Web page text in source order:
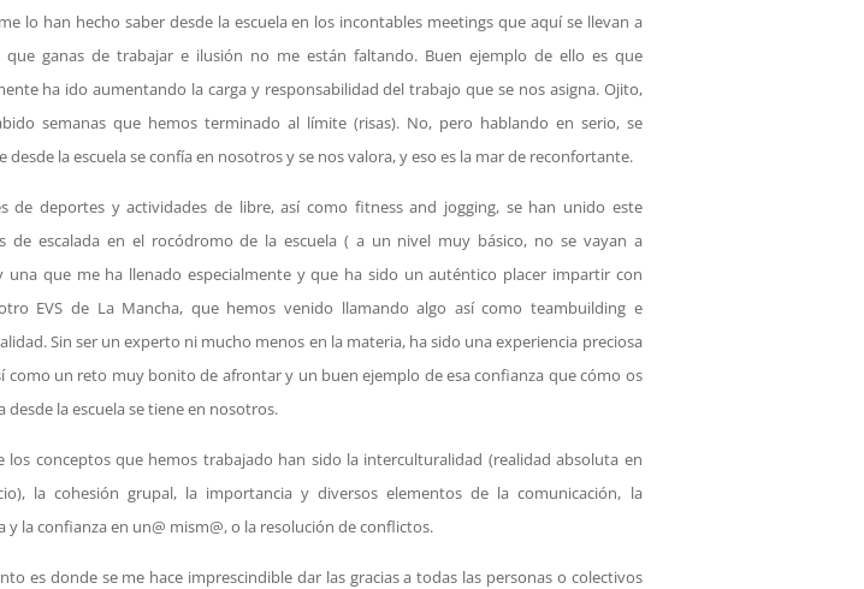
lo han hecho saber desde la escuela en los incontables meetings que aquí se llevan a
que ganas de trabajar e ilusión no me están faltando. Buen ejemplo de ello es que
ha ido aumentando la carga y responsabilidad del trabajo que se nos asigna. Ojito,
semanas que hemos terminado al límite (risas). No, pero hablando en serio, se
desde la escuela se confía en nosotros y se nos valora, y eso es la mar de reconfortante.
de deportes y actividades de libre, así como fitness and jogging, se han unido este
de escalada en el rocódromo de la escuela ( a un nivel muy básico, no se vayan a
una que me ha llenado especialmente y que ha sido un auténtico placer impartir con
EVS de La Mancha, que hemos venido llamando algo así como teambuilding e
Sin ser un experto ni mucho menos en la materia, ha sido una experiencia preciosa
como un reto muy bonito de afrontar y un buen ejemplo de esa confianza que cómo os
desde la escuela se tiene en nosotros.
los conceptos que hemos trabajado han sido la interculturalidad (realidad absoluta en
la cohesión grupal, la importancia y diversos elementos de la comunicación, la
y la confianza en un@ mism@, o la resolución de conflictos.
es donde se me hace imprescindible dar las gracias a todas las personas o colectivos